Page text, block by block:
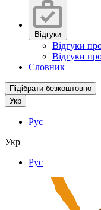
Відгуки
Відгуки
Відгуки
Словник
Підібрати безкоштовно
Укр
Рус
Укр
Рус